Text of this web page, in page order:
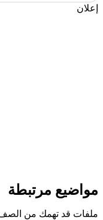
إعلان
مواضيع مرتبطة
ملفات قد تهمك من الصف